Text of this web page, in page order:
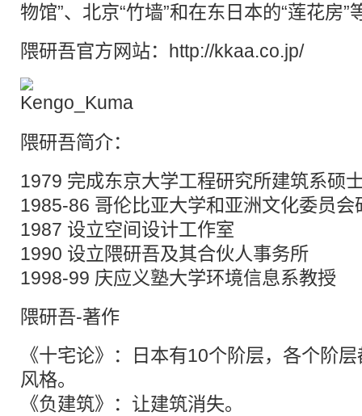
物馆”、北京“竹墙”和在东日本的“莲花房”
隈研吾官方网站：
http://kkaa.co.jp/
隈研吾简介：
1979 完成东京大学工程研究所建筑系硕
1985-86 哥伦比亚大学和亚洲文化委员会
1987 设立空间设计工作室
1990 设立隈研吾及其合伙人事务所
1998-99 庆应义塾大学环境信息系教授
隈研吾-著作
《十宅论》：日本有10个阶层，各个阶
风格。
《负建筑》：让建筑消失。